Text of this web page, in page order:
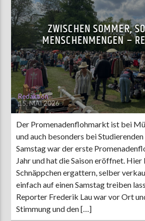
ZWISCHEN SOMMER,
MENSCHENMENGEN –
Redaktion
15. MAI 2026
Der Promenadenflohmarkt ist bei
und auch besonders bei
Samstag war der erste
Jahr und hat die Saison eröffnet. Hier
Schnäppchen ergattern, selber
einfach auf einen Samstag treiben
Reporter Frederik Lau war vor Ort
Stimmung und den […]